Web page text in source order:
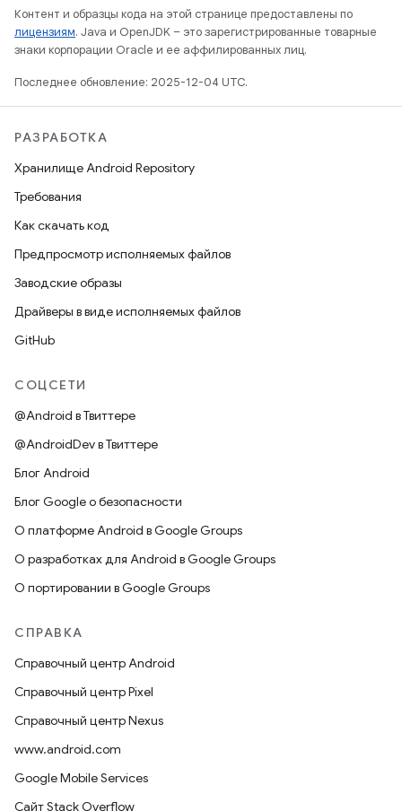
Контент и образцы кода на этой странице предоставлены по
лицензиям. Java и OpenJDK – это зарегистрированные товарные
знаки корпорации Oracle и ее аффилированных лиц.
Последнее обновление: 2025-12-04 UTC.
РАЗРАБОТКА
Хранилище Android Repository
Требования
Как скачать код
Предпросмотр исполняемых файлов
Заводские образы
Драйверы в виде исполняемых файлов
GitHub
СОЦСЕТИ
@Android в Твиттере
@AndroidDev в Твиттере
Блог Android
Блог Google о безопасности
О платформе Android в Google Groups
О разработках для Android в Google Groups
О портировании в Google Groups
СПРАВКА
Справочный центр Android
Справочный центр Pixel
Справочный центр Nexus
www.android.com
Google Mobile Services
Сайт Stack Overflow